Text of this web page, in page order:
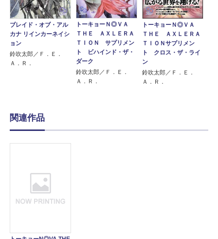
ブレイド・オブ・アル
カナ リインカーネイシ
ョン
鈴吹太郎／Ｆ．Ｅ．
Ａ．Ｒ．
トーキョーＮ◎ＶＡ
ＴＨＥ ＡＸＬＥＲＡ
ＴＩＯＮ サプリメン
ト ビハインド・ザ・
ダーク
鈴吹太郎／Ｆ．Ｅ．
Ａ．Ｒ．
トーキョーＮ◎ＶＡ
ＴＨＥ ＡＸＬＥＲＡ
ＴＩＯＮサプリメン
ト クロス・ザ・ライ
ン
鈴吹太郎／Ｆ．Ｅ．
Ａ．Ｒ．
関連作品